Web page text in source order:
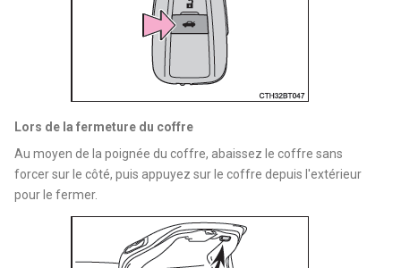
Lors de la fermeture du coffre
Au moyen de la poignée du coffre, abaissez le coffre sans
forcer sur le côté, puis appuyez sur le coffre depuis l'extérieur
pour le fermer.